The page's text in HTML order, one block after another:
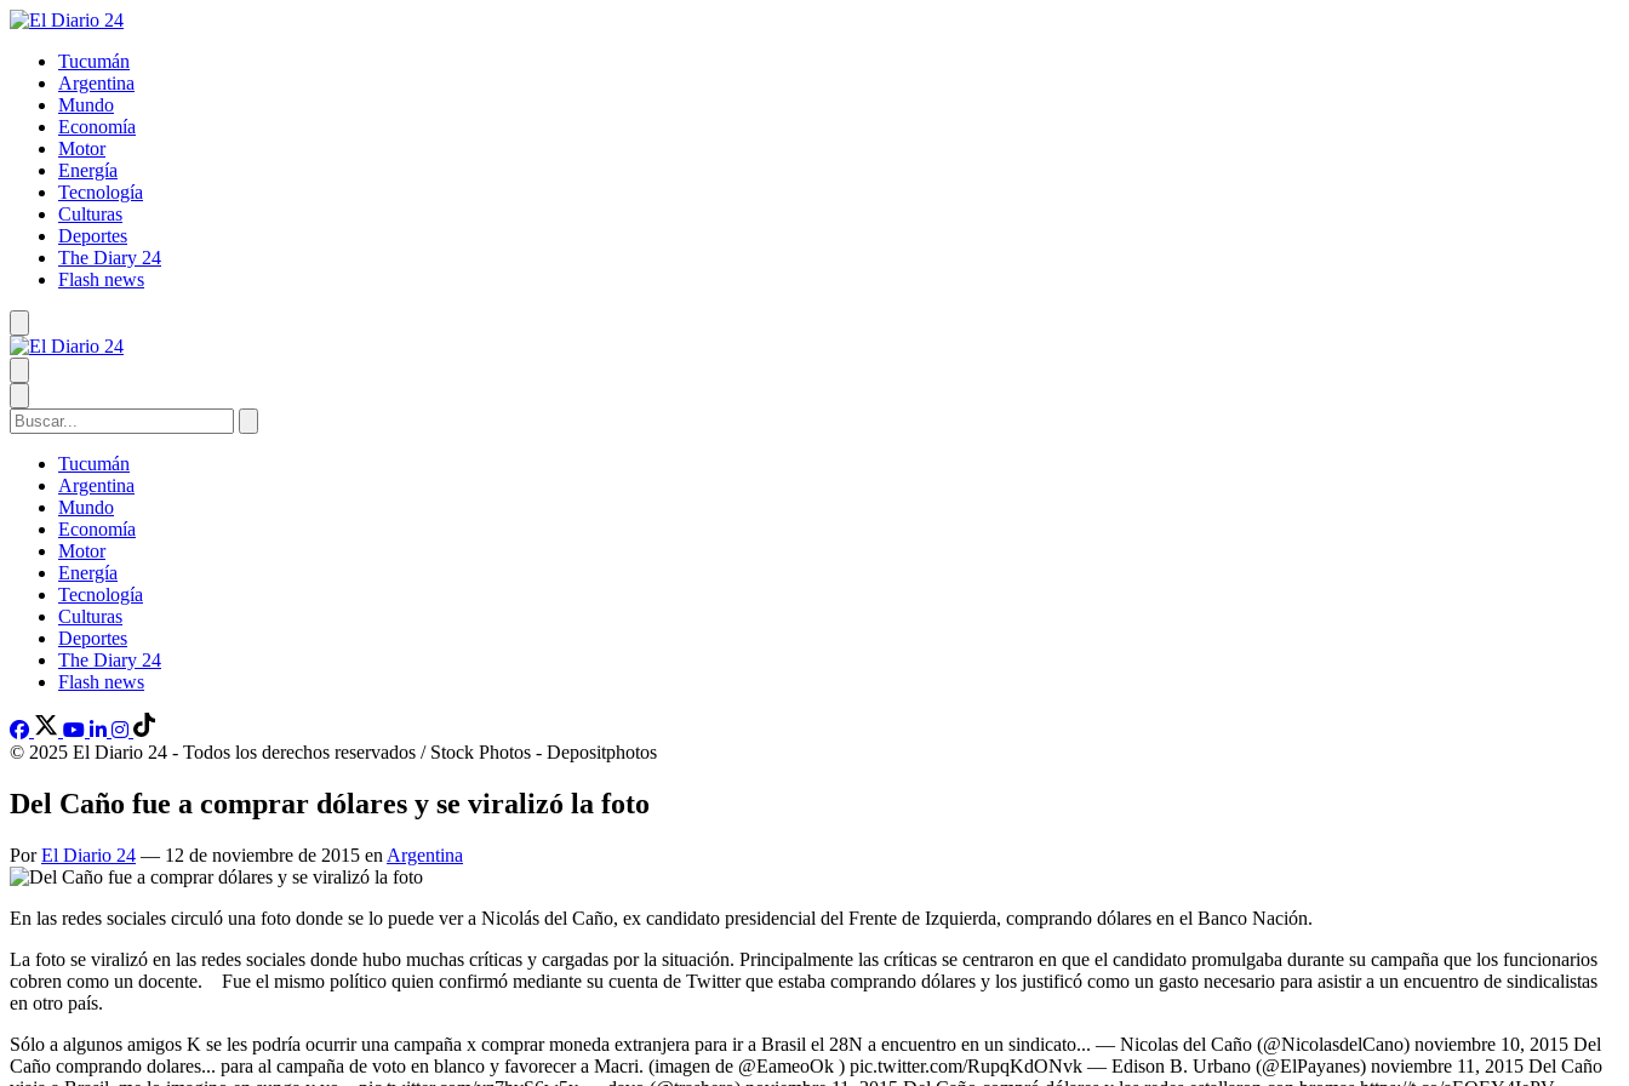
Tucumán
Argentina
Mundo
Economía
Motor
Energía
Tecnología
Culturas
Deportes
The Diary 24
Flash news
Tucumán
Argentina
Mundo
Economía
Motor
Energía
Tecnología
Culturas
Deportes
The Diary 24
Flash news
© 2025 El Diario 24 - Todos los derechos reservados / Stock Photos - Depositphotos
Del Caño fue a comprar dólares y se viralizó la foto
PorEl Diario 24 — 12 de noviembre de 2015 en Argentina
En las redes sociales circuló una foto donde se lo puede ver a Nicolás del Caño, ex candidato presidencial del Frente de Izquierda, comprando dólares en el Banco Nación.
La foto se viralizó en las redes sociales donde hubo muchas críticas y cargadas por la situación. Principalmente las críticas se centraron en que el candidato promulgaba durante su campaña que los funcionarios
cobren como un docente. Fue el mismo político quien confirmó mediante su cuenta de Twitter que estaba comprando dólares y los justificó como un gasto necesario para asistir a un encuentro de sindicalistas
en otro país.
Sólo a algunos amigos K se les podría ocurrir una campaña x comprar moneda extranjera para ir a Brasil el 28N a encuentro en un sindicato... — Nicolas del Caño (@NicolasdelCano) noviembre 10, 2015 Del
Caño comprando dolares... para al campaña de voto en blanco y favorecer a Macri. (imagen de @EameoOk ) pic.twitter.com/RupqKdONvk — Edison B. Urbano (@ElPayanes) noviembre 11, 2015 Del Caño